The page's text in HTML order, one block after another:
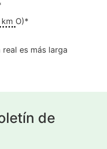
O)*
es más larga
de